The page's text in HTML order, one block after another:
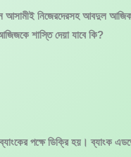
আসামীই নিজেরদেরসহ আবদুল
শাস্তি দেয়া যাবে কি?
পক্ষে ডিক্রি হয়। ব্যাংক